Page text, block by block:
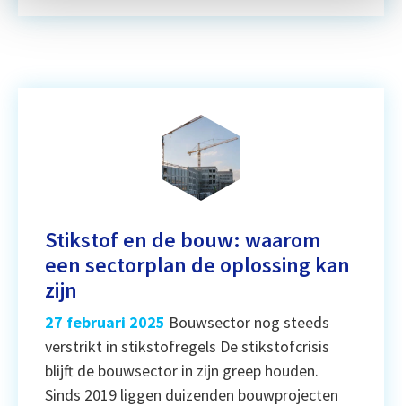
Stikstof en de bouw: waarom
een sectorplan de oplossing kan
zijn
27 februari 2025 Bouwsector nog steeds
verstrikt in stikstofregels De stikstofcrisis
blijft de bouwsector in zijn greep houden.
Sinds 2019 liggen duizenden bouwprojecten